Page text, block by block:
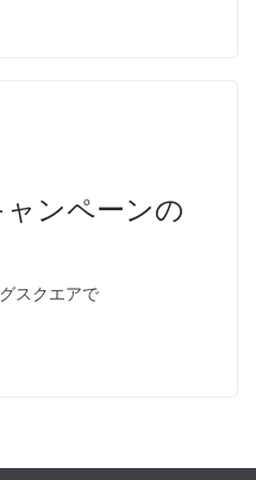
ンペーンの
スクエアで